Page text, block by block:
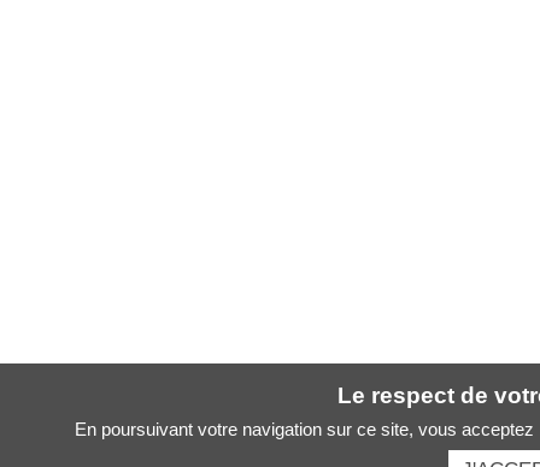
Le respect de
En poursuivant votre navigation sur ce site, vous